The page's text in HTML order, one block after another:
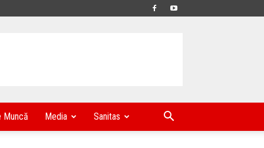
Muncă Media Sanitas